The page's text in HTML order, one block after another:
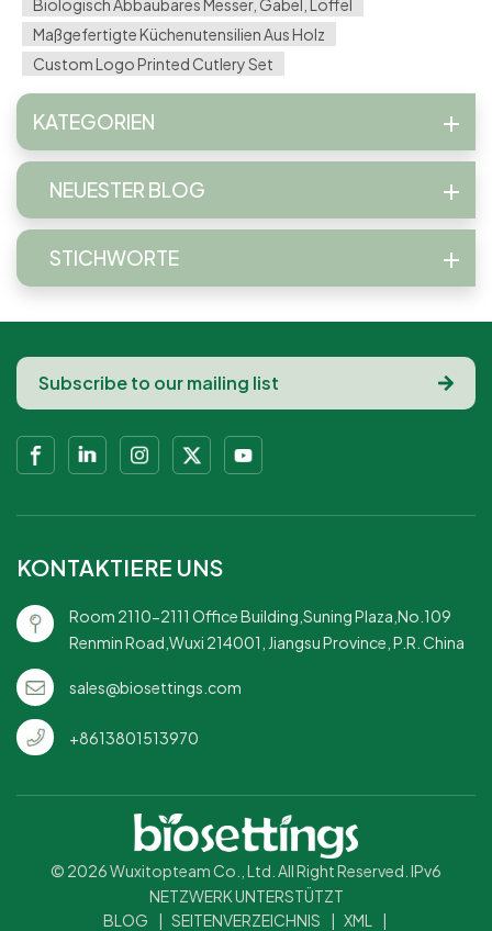
Biologisch Abbaubares Messer, Gabel, Löffel
Maßgefertigte Küchenutensilien Aus Holz
Custom Logo Printed Cutlery Set
KATEGORIEN
NEUESTER BLOG
STICHWORTE
KONTAKTIERE UNS
Room 2110-2111 Office Building,Suning Plaza,No.109
Renmin Road,Wuxi 214001, Jiangsu Province, P.R. China
sales@biosettings.com
+8613801513970
© 2026 Wuxitopteam Co., Ltd. All Right Reserved. IPv6
NETZWERK UNTERSTÜTZT
BLOG
| SEITENVERZEICHNIS | XML |